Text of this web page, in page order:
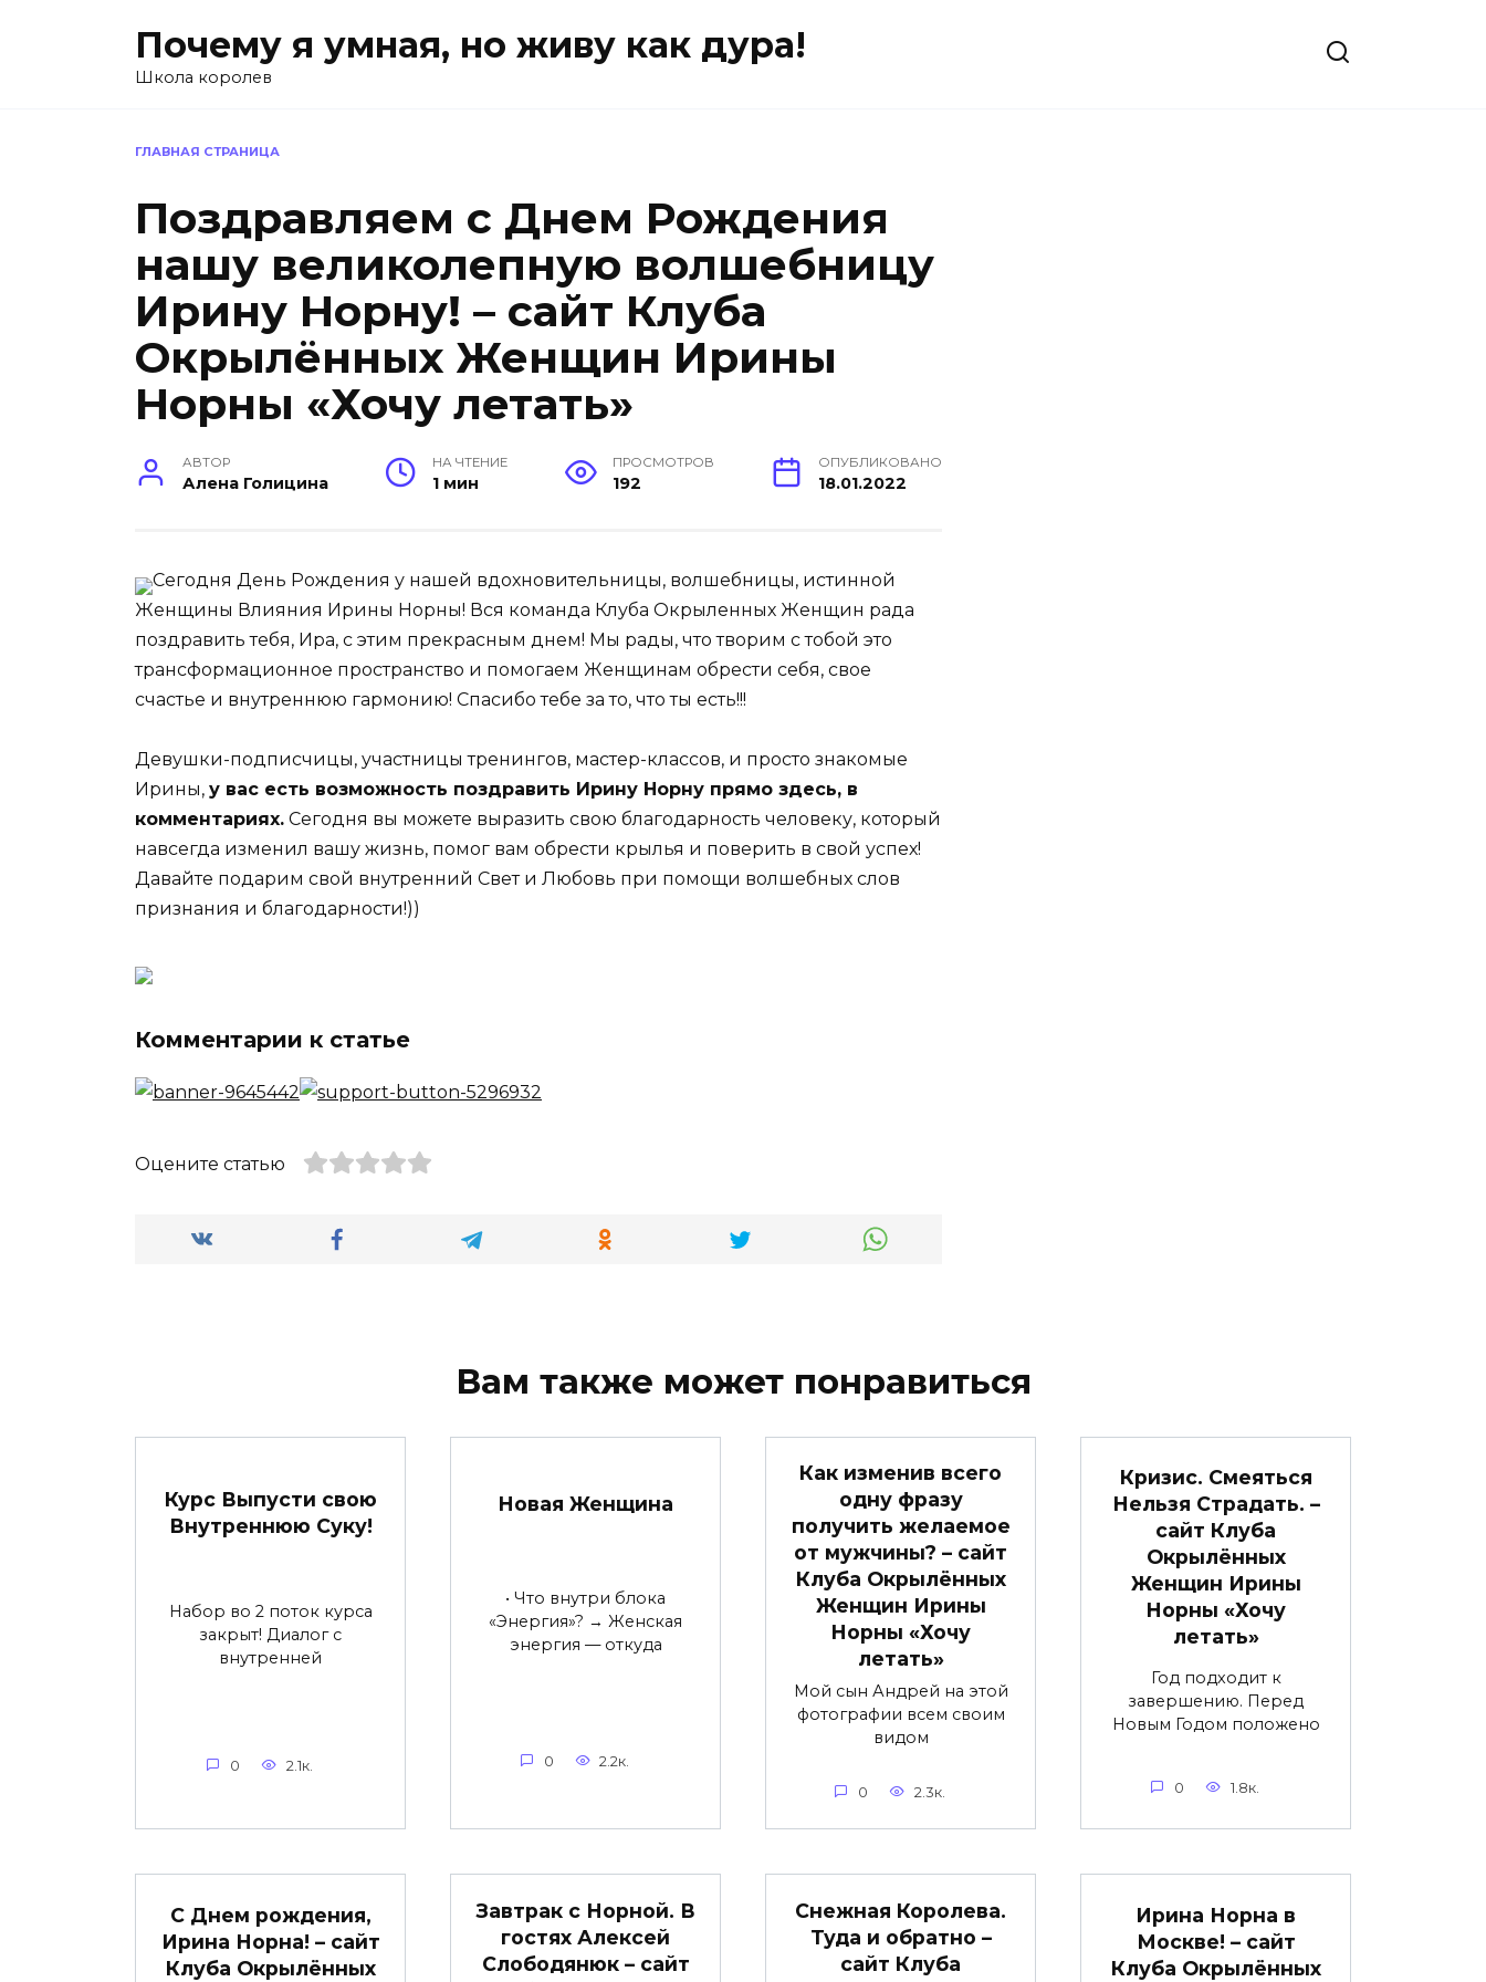
Почему я умная, но живу как дура!
Школа королев
ГЛАВНАЯ СТРАНИЦА
Поздравляем с Днем Рождения
нашу великолепную волшебницу
Ирину Норну! – сайт Клуба
Окрылённых Женщин Ирины
Норны «Хочу летать»
АВТОР
Алена Голицина
НА ЧТЕНИЕ
1 мин
ПРОСМОТРОВ
192
ОПУБЛИКОВАНО
18.01.2022
Сегодня День Рождения у нашей вдохновительницы, волшебницы, истинной
Женщины Влияния Ирины Норны! Вся команда Клуба Окрыленных Женщин рада
поздравить тебя, Ира, с этим прекрасным днем! Мы рады, что творим с тобой это
трансформационное пространство и помогаем Женщинам обрести себя, свое
счастье и внутреннюю гармонию! Спасибо тебе за то, что ты есть!!!
Девушки-подписчицы, участницы тренингов, мастер-классов, и просто знакомые
Ирины, у вас есть возможность поздравить Ирину Норну прямо здесь, в
комментариях. Сегодня вы можете выразить свою благодарность человеку, который
навсегда изменил вашу жизнь, помог вам обрести крылья и поверить в свой успех!
Давайте подарим свой внутренний Свет и Любовь при помощи волшебных слов
признания и благодарности!))
Комментарии к статье
Оцените статью
Вам также может понравиться
Курс Выпусти свою
Внутреннюю Суку!
Набор во 2 поток курса
закрыт! Диалог с
внутренней
0 2.1к.
Новая Женщина
• Что внутри блока
«Энергия»? → Женская
энергия — откуда
0 2.2к.
Как изменив всего
одну фразу
получить желаемое
от мужчины? – сайт
Клуба Окрылённых
Женщин Ирины
Норны «Хочу
летать»
Мой сын Андрей на этой
фотографии всем своим
видом
0 2.3к.
Кризис. Смеяться
Нельзя Страдать. –
сайт Клуба
Окрылённых
Женщин Ирины
Норны «Хочу
летать»
Год подходит к
завершению. Перед
Новым Годом положено
0 1.8к.
С Днем рождения,
Ирина Норна! – сайт
Клуба Окрылённых
Завтрак с Норной. В
гостях Алексей
Слободянюк – сайт
Снежная Королева.
Туда и обратно –
сайт Клуба
Ирина Норна в
Москве! – сайт
Клуба Окрылённых